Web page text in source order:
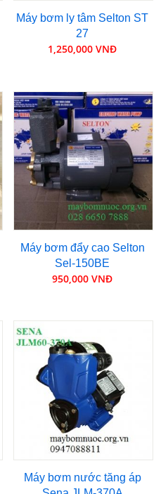
Máy bơm ly tâm Selton ST
27
1,250,000 VNĐ
Máy bơm đẩy cao Selton
Sel-150BE
950,000 VNĐ
Máy bơm nước tăng áp